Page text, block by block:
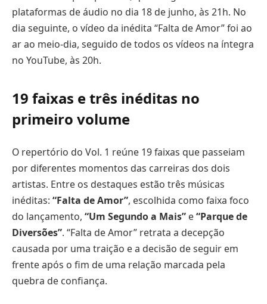
plataformas de áudio no dia 18 de junho, às 21h. No
dia seguinte, o vídeo da inédita “Falta de Amor” foi ao
ar ao meio-dia, seguido de todos os vídeos na íntegra
no YouTube, às 20h.
19 faixas e três inéditas no
primeiro volume
O repertório do Vol. 1 reúne 19 faixas que passeiam
por diferentes momentos das carreiras dos dois
artistas. Entre os destaques estão três músicas
inéditas: “Falta de Amor”, escolhida como faixa foco
do lançamento, “Um Segundo a Mais” e“Parque de
Diversões”. “Falta de Amor” retrata a decepção
causada por uma traição e a decisão de seguir em
frente após o fim de uma relação marcada pela
quebra de confiança.